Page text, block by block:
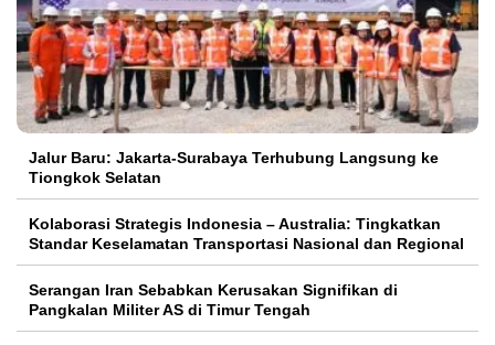
Jalur Baru: Jakarta-Surabaya Terhubung Langsung ke
Tiongkok Selatan
Kolaborasi Strategis Indonesia – Australia: Tingkatkan
Standar Keselamatan Transportasi Nasional dan Regional
Serangan Iran Sebabkan Kerusakan Signifikan di
Pangkalan Militer AS di Timur Tengah